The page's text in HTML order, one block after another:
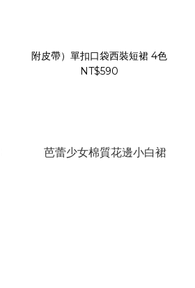
附皮帶）單扣口袋西裝短裙 4色
NT$590